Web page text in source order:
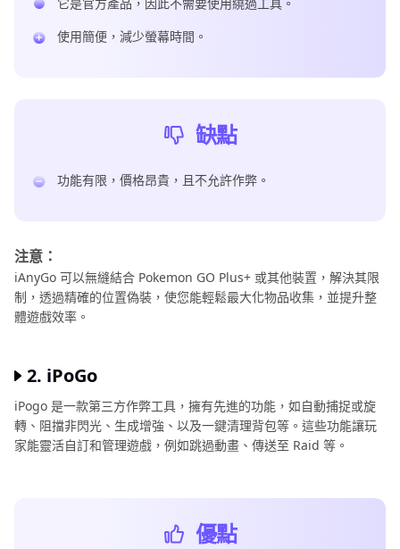
使用簡便，減少螢幕時間。
缺點
功能有限，價格昂貴，且不允許作弊。
注意：
iAnyGo 可以無縫結合 Pokemon GO Plus+ 或其他裝置，解決其限
制，透過精確的位置偽裝，使您能輕鬆最大化物品收集，並提升整
體遊戲效率。
2. iPoGo
iPogo 是一款第三方作弊工具，擁有先進的功能，如自動捕捉或旋
轉、阻擋非閃光、生成增強、以及一鍵清理背包等。這些功能讓玩
家能靈活自訂和管理遊戲，例如跳過動畫、傳送至 Raid 等。
優點